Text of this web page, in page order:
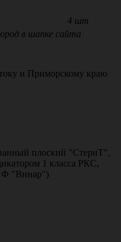
4 шт
в шапке сайта
и Приморскому краю
плоский "СтериТ",
1 класса РКС,
"Винар")